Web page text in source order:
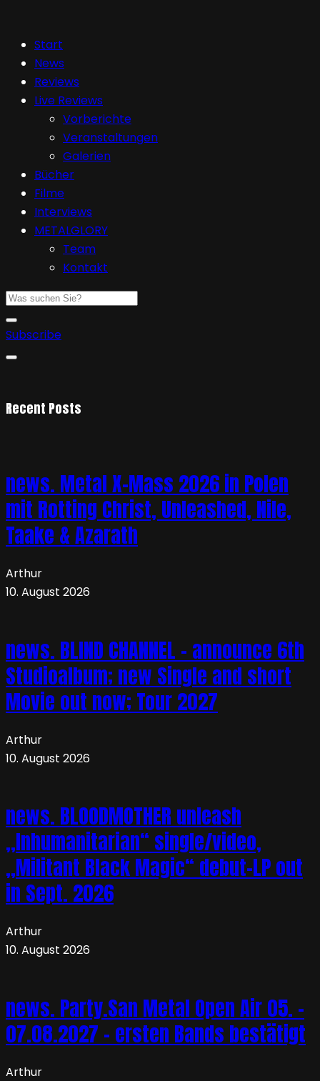
Start
News
Reviews
Live Reviews
Vorberichte
Veranstaltungen
Galerien
Bücher
Filme
Interviews
METALGLORY
Team
Kontakt
Subscribe
Recent Posts
news. Metal X-Mass 2026 in Polen
mit Rotting Christ, Unleashed, Nile,
Taake & Azarath
Arthur
10. August 2026
news. BLIND CHANNEL – announce 6th
Studioalbum; new Single and short
Movie out now; Tour 2027
Arthur
10. August 2026
news. BLOODMOTHER unleash
„Inhumanitarian“ single/video,
„Militant Black Magic“ debut-LP out
in Sept. 2026
Arthur
10. August 2026
news. Party.San Metal Open Air 05. –
07.08.2027 – ersten Bands bestätigt
Arthur